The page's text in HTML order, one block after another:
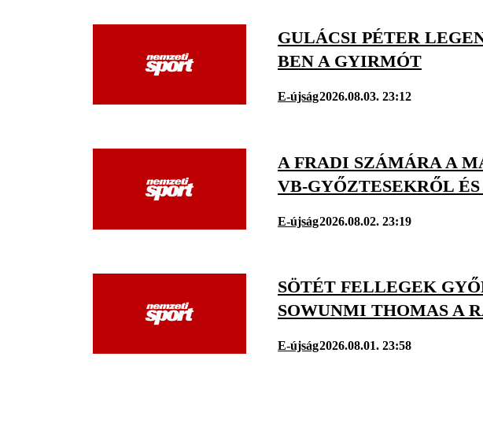
GULÁCSI PÉTER
BEN A GYIRMÓT
E-újság2026.08.03. 23:12
A FRADI SZÁMÁRA A
VB-GYŐZTESEKRŐL
E-újság2026.08.02. 23:19
SÖTÉT FELLEGEK
SOWUNMI THOMAS A
E-újság2026.08.01. 23:58